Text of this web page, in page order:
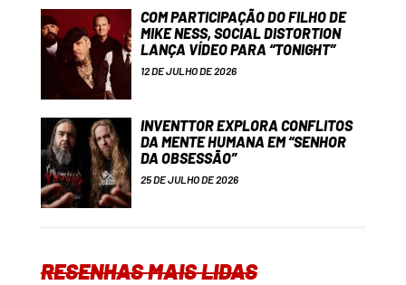
COM PARTICIPAÇÃO DO FILHO DE
MIKE NESS, SOCIAL DISTORTION
LANÇA VÍDEO PARA “TONIGHT”
12 DE JULHO DE 2026
INVENTTOR EXPLORA CONFLITOS
DA MENTE HUMANA EM “SENHOR
DA OBSESSÃO”
25 DE JULHO DE 2026
RESENHAS MAIS LIDAS